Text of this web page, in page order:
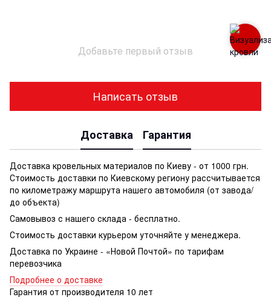
Добавьте первый отзыв
Написать отзыв
Доставка Гарантия
Доставка кровельных материалов по Киеву - от 1000 грн.
Стоимость доставки по Киевскому региону рассчитывается
по километражу маршрута нашего автомобиля (от завода/
до объекта)
Самовывоз с нашего склада - бесплатно.
Стоимость доставки курьером уточняйте у менеджера.
Доставка по Украине - «Новой Почтой» по тарифам
перевозчика
Подробнее о доставке
Гарантия от производителя 10 лет